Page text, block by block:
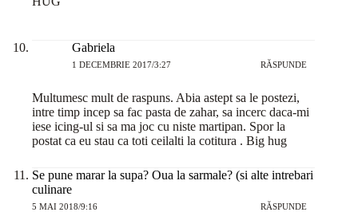
Gabriela
1 DECEMBRIE 2017/3:27 RĂSPUNDE
Multumesc mult de raspuns. Abia astept sa le postezi,
intre timp incep sa fac pasta de zahar, sa incerc daca-mi
iese icing-ul si sa ma joc cu niste martipan. Spor la
postat ca eu stau ca toti ceilalti la cotitura . Big hug
Se pune marar la supa? Oua la sarmale? (si alte intrebari
culinare
5 MAI 2018/9:16 RĂSPUNDE